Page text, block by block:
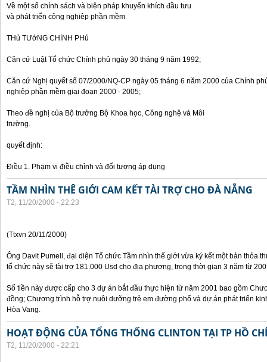
Về một số chính sách và biện pháp khuyến khích đầu tưu
và phát triển công nghiệp phần mềm
THủ TƯớNG CHíNH PHủ
Căn cứ Luật Tổ chức Chính phủ ngày 30 tháng 9 năm 1992;
Căn cứ Nghị quyết số 07/2000/NQ-CP ngày 05 tháng 6 năm 2000 của Chính
nghiệp phần mềm giai đoạn 2000 - 2005;
Theo đề nghị của Bộ trưởng Bộ Khoa học, Công nghệ và Môi
trường.
quyết định:
Điều 1. Phạm vi điều chỉnh và đối tượng áp dụng
TẦM NHÌN THÊ GIỚI CAM KẾT TÀI TRỢ CHO ĐÀ NẴNG
T2, 11/20/2000 - 22:23
(Ttxvn 20/11/2000)
Ông Davit Pumell, đại diện Tổ chức Tầm nhìn thế giới vừa ký kết một bản thỏa
tổ chức này sẽ tài trợ 181.000 Usd cho địa phương, trong thời gian 3 năm từ
Số tiền này được cấp cho 3 dự án bắt đầu thực hiện từ năm 2001 bao gồm
đồng; Chương trình hỗ trợ nuôi dưỡng trẻ em đường phố và dự án phát triển
Hòa Vang.
HOẠT ĐỘNG CỦA TỔNG THỐNG CLINTON TẠI TP HỒ
T2, 11/20/2000 - 22:21